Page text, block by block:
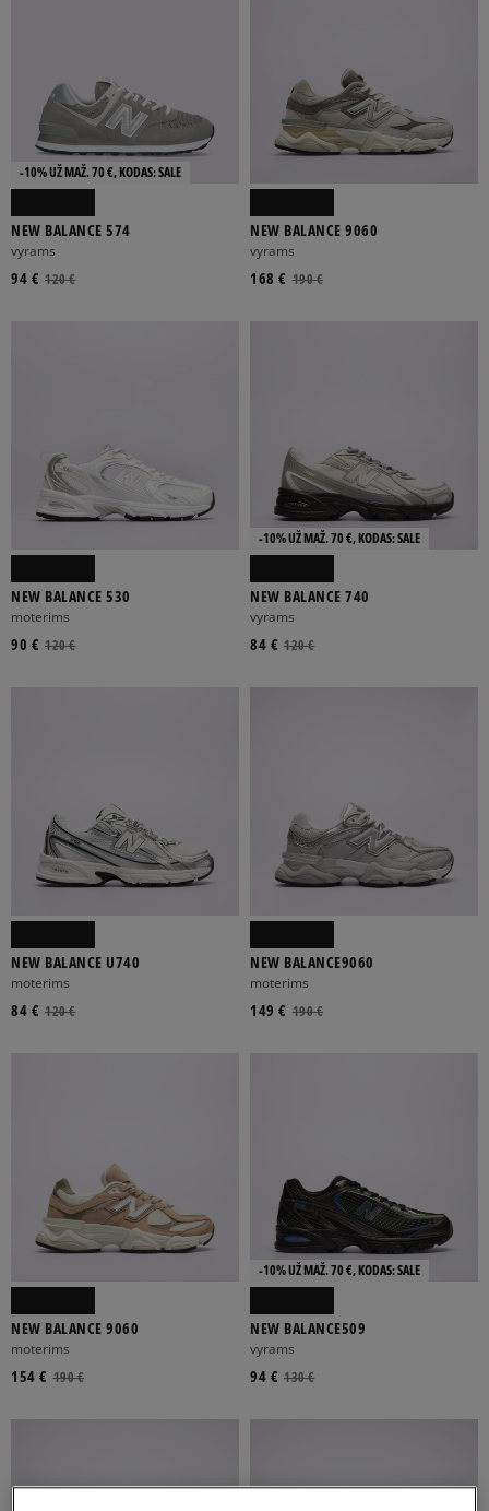
FILTRUOTI
-10% UŽ MAŽ. 70 €, KODAS: SALE
NEW BALANCE 574
vyrams
120 €
94 €
NEW BALANCE 9060
vyrams
190 €
168 €
NEW BALANCE 530
moterims
120 €
90 €
-10% UŽ MAŽ. 70 €, KODAS: SALE
NEW BALANCE 740
vyrams
120 €
84 €
NEW BALANCE U740
moterims
120 €
84 €
NEW BALANCE9060
moterims
190 €
149 €
NEW BALANCE 9060
moterims
190 €
154 €
-10% UŽ MAŽ. 70 €, KODAS: SALE
NEW BALANCE509
vyrams
130 €
94 €